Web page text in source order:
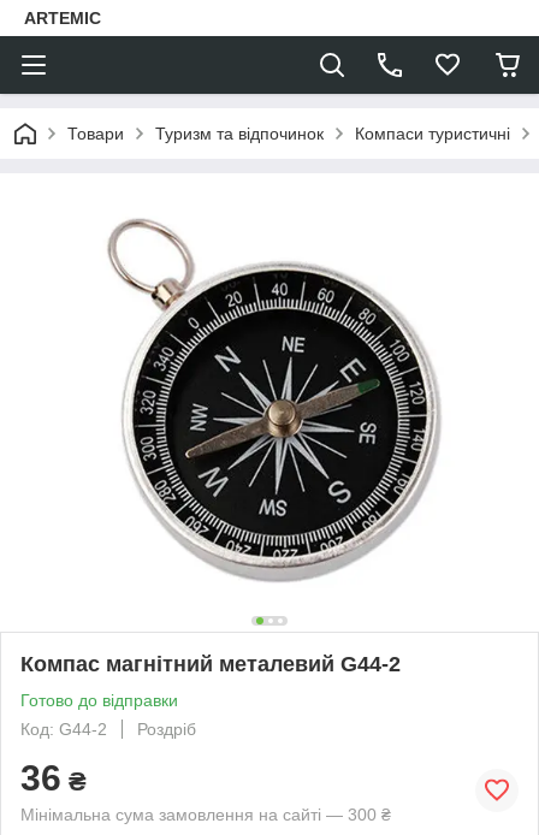
ARTEMIC
Товари Туризм та відпочинок Компаси туристичні
Компас магнітний металевий G44-2
Готово до відправки
Код: G44-2
Роздріб
36 ₴
Мінімальна сума замовлення на сайті — 300 ₴